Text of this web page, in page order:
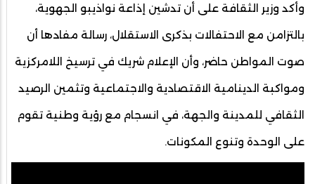
وأكد وزير الثقافة على أن تدشين إذاعة نواذيبو الجهوية،
بالتزامن مع الاحتفالات بذكرى الاستقلال، رسالة مفادها أن
صوت المواطن حاضر، وأن الإعلام شريك في ترسيخ اللامركزية
ومواكبة الدينامية الاقتصادية والاجتماعية وتثمين الرصيد
الثقافي للمدينة والجهة، في انسجام مع رؤية وطنية تقوم
على الوحدة وتنوع المكونات.